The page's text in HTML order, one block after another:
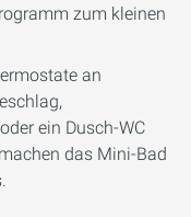
zum kleinen
an
ein Dusch-WC
das Mini-Bad